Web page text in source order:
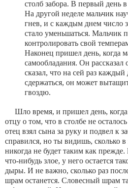
столб забора. В первый день
На другой неделе мальчик
гнев, и с каждым днем число
стало уменьшаться. Мальчик
контролировать свой
Наконец пришел день, когда
самообладания. Он рассказал
сказал, что на сей раз каждый
сдержаться, он может
гвоздю.
Шло время, и пришел день, когда
отцу о том, что в столбе не
отец взял сына за руку и подвел к
справился, но ты видишь, сколько
никогда не будет таким как
что-нибудь злое, у него остается
дыры. И не важно, сколько раз
шрам останется. Словесный шрам